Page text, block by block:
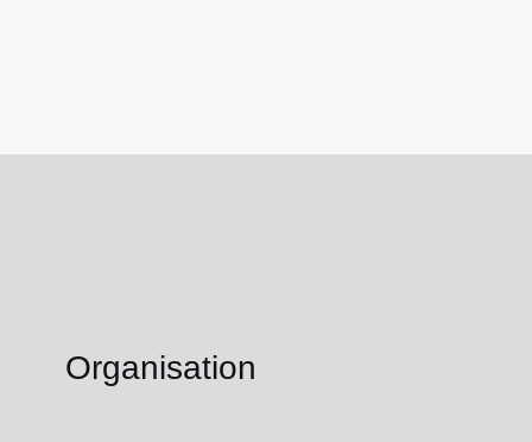
Organisation